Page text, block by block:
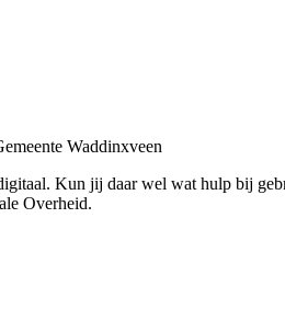
Waddinxveen
Kun jij daar wel wat hulp bij
Overheid.